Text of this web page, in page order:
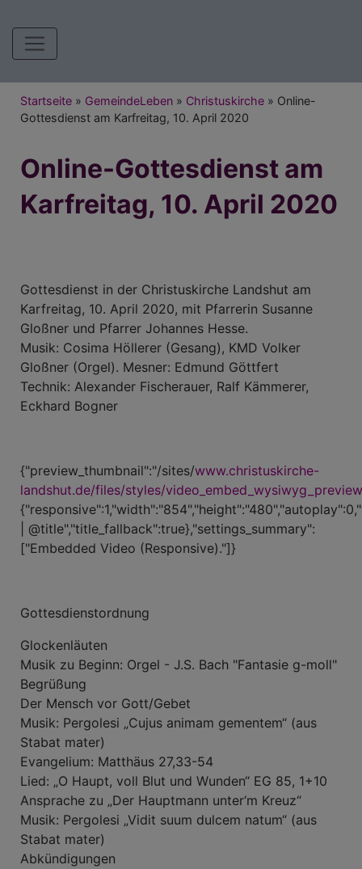
Hauptnavigation
Breadcrumb
Startseite GemeindeLeben Christuskirche
Online-
Gottesdienst am Karfreitag, 10. April 2020
Online-Gottesdienst am
Karfreitag, 10. April 2020
Gottesdienst in der Christuskirche Landshut am
Karfreitag, 10. April 2020, mit Pfarrerin Susanne
Gloßner und Pfarrer Johannes Hesse.
Musik: Cosima Höllerer (Gesang), KMD Volker
Gloßner (Orgel). Mesner: Edmund Göttfert
Technik: Alexander Fischerauer, Ralf Kämmerer,
Eckhard Bogner
{"preview_thumbnail":"/sites/www.christuskirche-
landshut.de/files/styles/
| @title","title_fallback":true},"settings_summary":
["Embedded Video (Responsive)."]}
Gottesdienstordnung
Glockenläuten
Musik zu Beginn: Orgel - J.S. Bach "Fantasie g-moll"
Begrüßung
Der Mensch vor Gott/Gebet
Musik: Pergolesi „Cujus animam gementem“ (aus
Stabat mater)
Evangelium: Matthäus 27,33-54
Lied: „O Haupt, voll Blut und Wunden“ EG 85, 1+10
Ansprache zu „Der Hauptmann unter‘m Kreuz“
Musik: Pergolesi „Vidit suum dulcem natum“ (aus
Stabat mater)
Abkündigungen